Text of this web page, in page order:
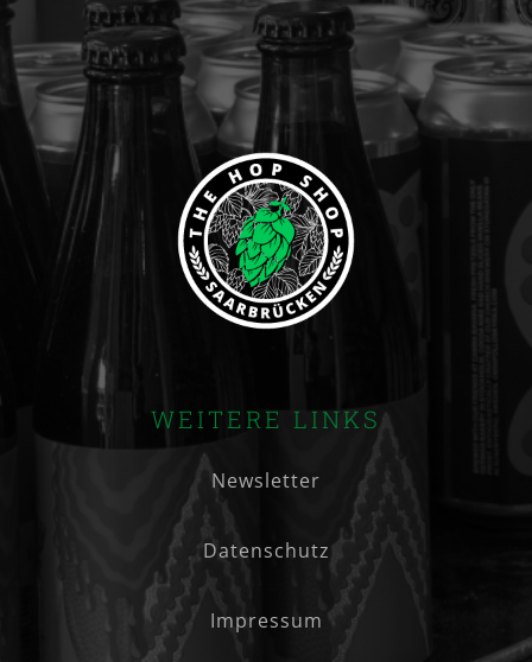
WEITERE LINKS
Newsletter
Datenschutz
Impressum